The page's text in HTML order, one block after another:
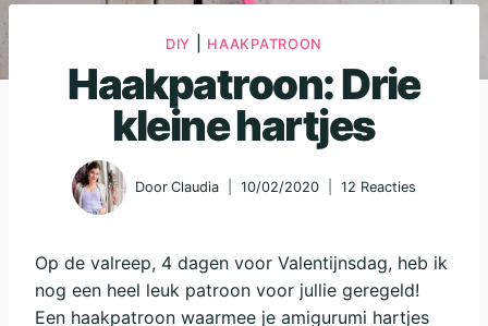
DIY HAAKPATROON
Haakpatroon: Drie
kleine hartjes
Door Claudia 10/02/2020 12 Reacties
Op de valreep, 4 dagen voor Valentijnsdag, heb ik
nog een heel leuk patroon voor jullie geregeld!
Een haakpatroon waarmee je amigurumi hartjes